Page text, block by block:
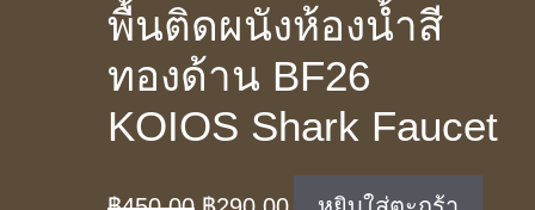
พื้นติดผนังห้องน้ำสี
ทองด้าน BF26
KOIOS Shark Faucet
Original
Current